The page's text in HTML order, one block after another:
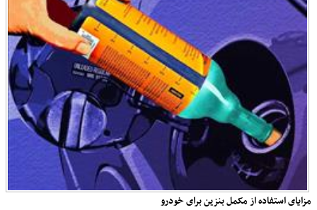
مزایای استفاده از مکمل بنزین برای خودرو